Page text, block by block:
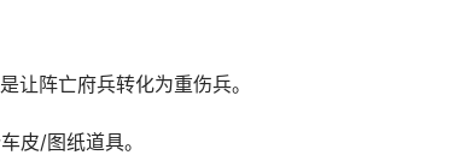
阵亡府兵转化为重伤兵。
皮/图纸道具。